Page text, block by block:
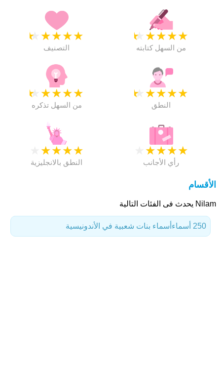
★
★
★
★
★
التصنيف
★
★
★
★
★
من السهل كتابته
★
★
★
★
★
من السهل تذكره
★
★
★
★
★
النطق
★
★
★
★
النطق بالانجليزية
★
★
★
★
رأي الأجانب
الأقسام
Nilam يحدث فى الفئات التالية
أسماء بنات شعبية في الأندونيسية 250 أسماء